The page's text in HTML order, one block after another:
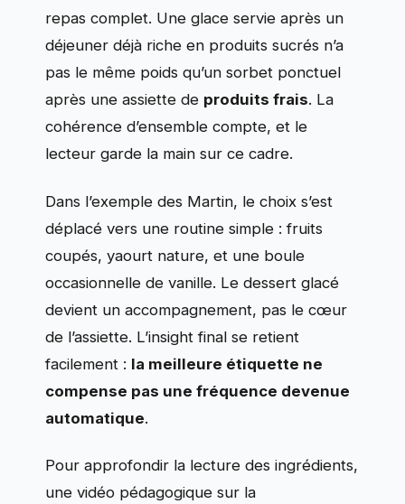
repas complet. Une glace servie après un
déjeuner déjà riche en produits sucrés n’a
pas le même poids qu’un sorbet ponctuel
après une assiette de produits frais. La
cohérence d’ensemble compte, et le
lecteur garde la main sur ce cadre.
Dans l’exemple des Martin, le choix s’est
déplacé vers une routine simple : fruits
coupés, yaourt nature, et une boule
occasionnelle de vanille. Le dessert glacé
devient un accompagnement, pas le cœur
de l’assiette. L’insight final se retient
facilement : la meilleure étiquette ne
compense pas une fréquence devenue
automatique.
Pour approfondir la lecture des ingrédients,
une vidéo pédagogique sur la